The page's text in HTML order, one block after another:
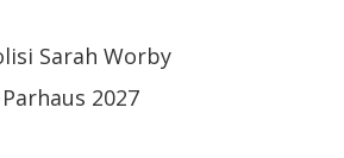
Sarah Worby
Parhaus 2027